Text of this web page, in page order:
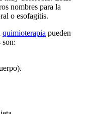
nombres para la
o esofagitis.
quimioterapia pueden
son: